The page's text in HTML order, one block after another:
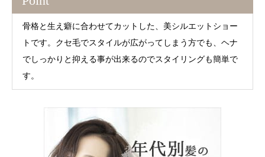
骨格と生え癖に合わせてカットした、美シルエットショー
トです。クセ毛でスタイルが広がってしまう方でも、ヘナ
でしっかりと抑える事が出来るのでスタイリングも簡単で
す。